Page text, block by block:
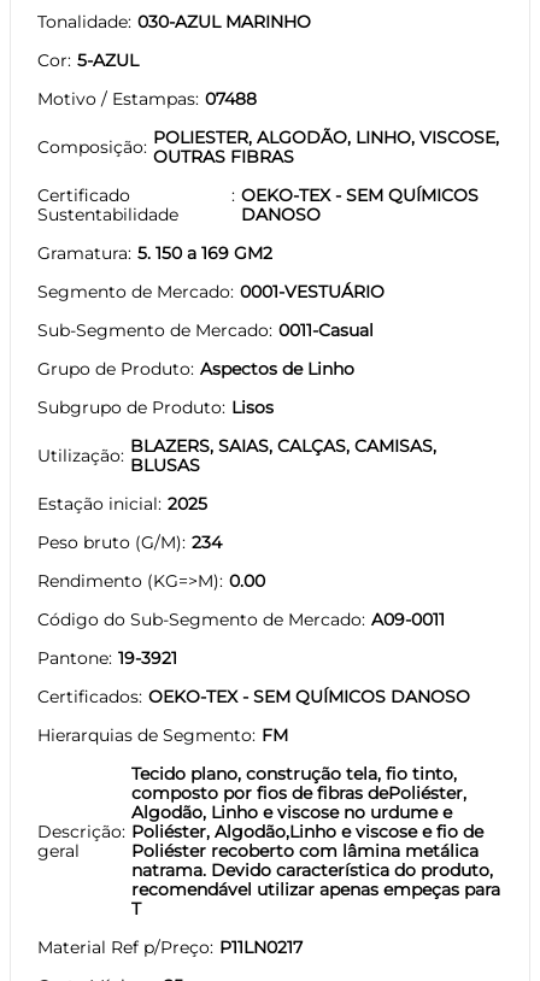
Tonalidade 030-AZUL MARINHO
Cor 5-AZUL
Motivo / Estampas 07488
Composição POLIESTER, ALGODÃO, LINHO, VISCOSE,
OUTRAS FIBRAS
Certificado
Sustentabilidade
OEKO-TEX - SEM QUÍMICOS
DANOSO
Gramatura 5. 150 a 169 GM2
Segmento de Mercado 0001-VESTUÁRIO
Sub-Segmento de Mercado 0011-Casual
Grupo de Produto Aspectos de Linho
Subgrupo de Produto Lisos
Utilização BLAZERS, SAIAS, CALÇAS, CAMISAS,
BLUSAS
Estação inicial 2025
Peso bruto (G/M) 234
Rendimento (KG=>M) 0.00
Código do Sub-Segmento de Mercado A09-0011
Pantone 19-3921
Certificados OEKO-TEX - SEM QUÍMICOS DANOSO
Hierarquias de Segmento FM
Descrição
geral
Tecido plano, construção tela, fio tinto,
composto por fios de fibras dePoliéster,
Algodão, Linho e viscose no urdume e
Poliéster, Algodão,Linho e viscose e fio de
Poliéster recoberto com lâmina metálica
natrama. Devido característica do produto,
recomendável utilizar apenas empeças para
T
Material Ref p/Preço P11LN0217